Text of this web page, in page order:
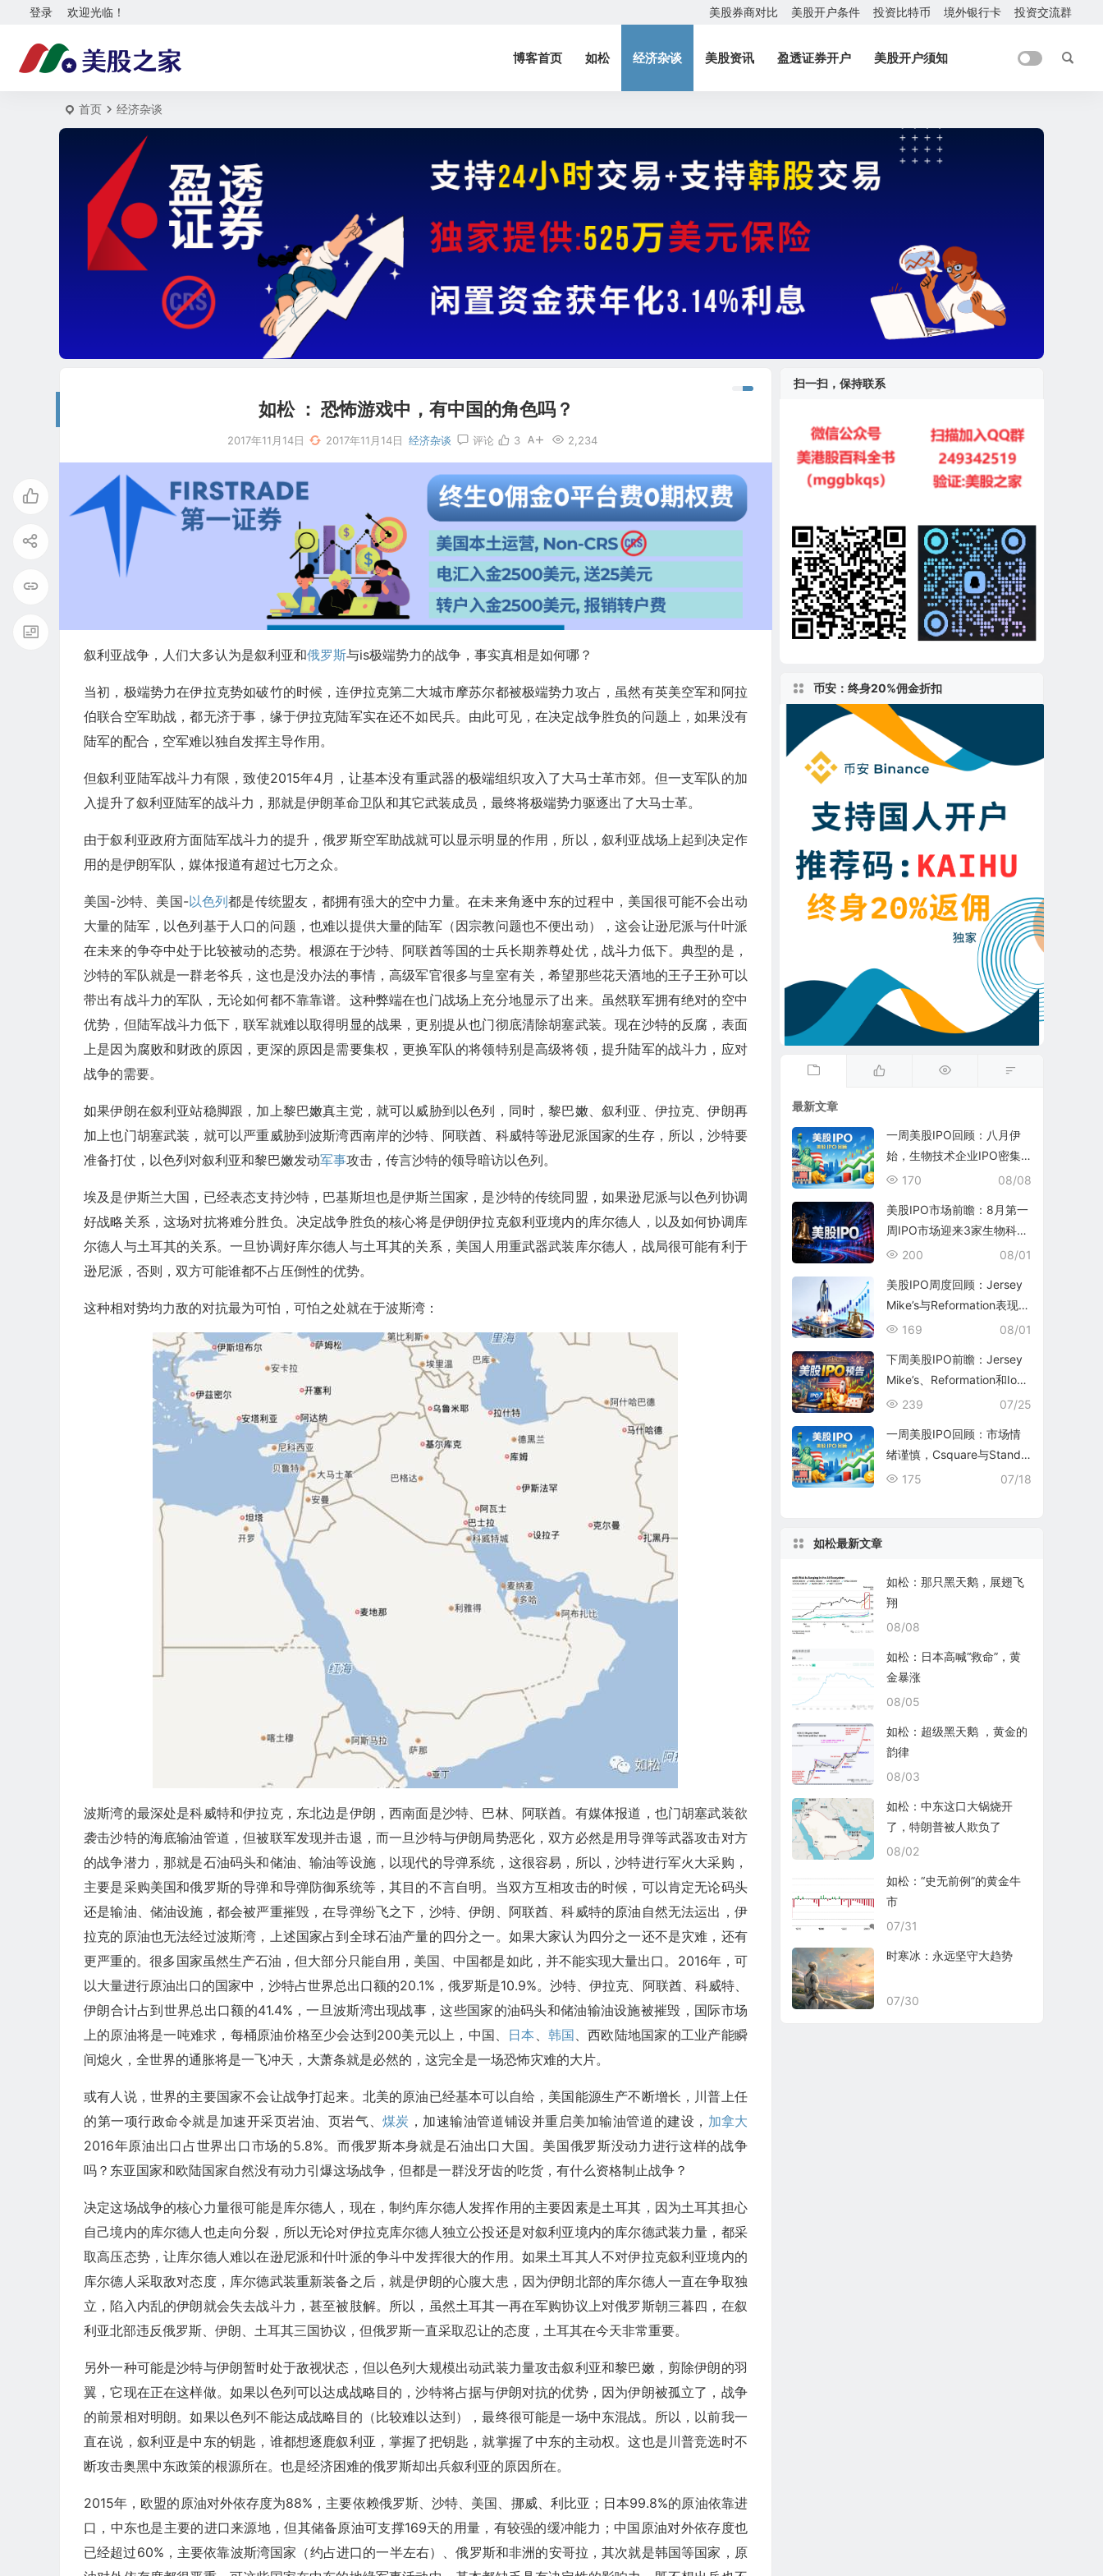
欢迎光临！
登录 美股券商对比 美股开户条件 投资比特币 境外银行卡 投资交流群
博客首页 如松 经济杂谈 美股资讯 盈透证券开户 美股开户须知
首页 经济杂谈
如松 ： 恐怖游戏中，有中国的角色吗？
2017年11月14日 2017年11月14日 经济杂谈 评论 2,234
3
叙利亚战争，人们大多认为是叙利亚和俄罗斯与is极端势力的战争，事实真相是如何哪？
当初，极端势力在伊拉克势如破竹的时候，连伊拉克第二大城市摩苏尔都被极端势力攻占，虽然有英美空军和阿拉
伯联合空军助战，都无济于事，缘于伊拉克陆军实在还不如民兵。由此可见，在决定战争胜负的问题上，如果没有
陆军的配合，空军难以独自发挥主导作用。
但叙利亚陆军战斗力有限，致使2015年4月，让基本没有重武器的极端组织攻入了大马士革市郊。但一支军队的加
入提升了叙利亚陆军的战斗力，那就是伊朗革命卫队和其它武装成员，最终将极端势力驱逐出了大马士革。
由于叙利亚政府方面陆军战斗力的提升，俄罗斯空军助战就可以显示明显的作用，所以，叙利亚战场上起到决定作
用的是伊朗军队，媒体报道有超过七万之众。
美国-沙特、美国-以色列都是传统盟友，都拥有强大的空中力量。在未来角逐中东的过程中，美国很可能不会出动
大量的陆军，以色列基于人口的问题，也难以提供大量的陆军（因宗教问题也不便出动），这会让逊尼派与什叶派
在未来的争夺中处于比较被动的态势。根源在于沙特、阿联酋等国的士兵长期养尊处优，战斗力低下。典型的是，
沙特的军队就是一群老爷兵，这也是没办法的事情，高级军官很多与皇室有关，希望那些花天酒地的王子王孙可以
带出有战斗力的军队，无论如何都不靠靠谱。这种弊端在也门战场上充分地显示了出来。虽然联军拥有绝对的空中
优势，但陆军战斗力低下，联军就难以取得明显的战果，更别提从也门彻底清除胡塞武装。现在沙特的反腐，表面
上是因为腐败和财政的原因，更深的原因是需要集权，更换军队的将领特别是高级将领，提升陆军的战斗力，应对
战争的需要。
如果伊朗在叙利亚站稳脚跟，加上黎巴嫩真主党，就可以威胁到以色列，同时，黎巴嫩、叙利亚、伊拉克、伊朗再
加上也门胡塞武装，就可以严重威胁到波斯湾西南岸的沙特、阿联酋、科威特等逊尼派国家的生存，所以，沙特要
准备打仗，以色列对叙利亚和黎巴嫩发动军事攻击，传言沙特的领导暗访以色列。
埃及是伊斯兰大国，已经表态支持沙特，巴基斯坦也是伊斯兰国家，是沙特的传统同盟，如果逊尼派与以色列协调
好战略关系，这场对抗将难分胜负。决定战争胜负的核心将是伊朗伊拉克叙利亚境内的库尔德人，以及如何协调库
尔德人与土耳其的关系。一旦协调好库尔德人与土耳其的关系，美国人用重武器武装库尔德人，战局很可能有利于
逊尼派，否则，双方可能谁都不占压倒性的优势。
这种相对势均力敌的对抗最为可怕，可怕之处就在于波斯湾：
波斯湾的最深处是科威特和伊拉克，东北边是伊朗，西南面是沙特、巴林、阿联酋。有媒体报道，也门胡塞武装欲
袭击沙特的海底输油管道，但被联军发现并击退，而一旦沙特与伊朗局势恶化，双方必然是用导弹等武器攻击对方
的战争潜力，那就是石油码头和储油、输油等设施，以现代的导弹系统，这很容易，所以，沙特进行军火大采购，
主要是采购美国和俄罗斯的导弹和导弹防御系统等，其目的不言自明。当双方互相攻击的时候，可以肯定无论码头
还是输油、储油设施，都会被严重摧毁，在导弹纷飞之下，沙特、伊朗、阿联酋、科威特的原油自然无法运出，伊
拉克的原油也无法经过波斯湾，上述国家占到全球石油产量的四分之一。如果大家认为四分之一还不是灾难，还有
更严重的。很多国家虽然生产石油，但大部分只能自用，美国、中国都是如此，并不能实现大量出口。2016年，可
以大量进行原油出口的国家中，沙特占世界总出口额的20.1%，俄罗斯是10.9%。沙特、伊拉克、阿联酋、科威特、
伊朗合计占到世界总出口额的41.4%，一旦波斯湾出现战事，这些国家的油码头和储油输油设施被摧毁，国际市场
上的原油将是一吨难求，每桶原油价格至少会达到200美元以上，中国、 日本 韩国 、西欧陆地国家的工业产能瞬
间熄火，全世界的通胀将是一飞冲天，大萧条就是必然的，这完全是一场恐怖灾难的大片。
或有人说，世界的主要国家不会让战争打起来。北美的原油已经基本可以自给，美国能源生产不断增长，川普上任
的第一项行政命令就是加速开采页岩油、页岩气、煤炭 ，加速输油管道铺设并重启美加输油管道的建设， 加拿大
2016年原油出口占世界出口市场的5.8%。而俄罗斯本身就是石油出口大国。美国俄罗斯没动力进行这样的战争
吗？东亚国家和欧陆国家自然没有动力引爆这场战争，但都是一群没牙齿的吃货，有什么资格制止战争？
决定这场战争的核心力量很可能是库尔德人，现在，制约库尔德人发挥作用的主要因素是土耳其，因为土耳其担心
自己境内的库尔德人也走向分裂，所以无论对伊拉克库尔德人独立公投还是对叙利亚境内的库尔德武装力量，都采
取高压态势，让库尔德人难以在逊尼派和什叶派的争斗中发挥很大的作用。如果土耳其人不对伊拉克叙利亚境内的
库尔德人采取敌对态度，库尔德武装重新装备之后，就是伊朗的心腹大患，因为伊朗北部的库尔德人一直在争取独
立，陷入内乱的伊朗就会失去战斗力，甚至被肢解。所以，虽然土耳其一再在军购协议上对俄罗斯朝三暮四，在叙
利亚北部违反俄罗斯、伊朗、土耳其三国协议，但俄罗斯一直采取忍让的态度，土耳其在今天非常重要。
另外一种可能是沙特与伊朗暂时处于敌视状态，但以色列大规模出动武装力量攻击叙利亚和黎巴嫩，剪除伊朗的羽
翼，它现在正在这样做。如果以色列可以达成战略目的，沙特将占据与伊朗对抗的优势，因为伊朗被孤立了，战争
的前景相对明朗。如果以色列不能达成战略目的（比较难以达到），最终很可能是一场中东混战。所以，以前我一
直在说，叙利亚是中东的钥匙，谁都想逐鹿叙利亚，掌握了把钥匙，就掌握了中东的主动权。这也是川普竞选时不
断攻击奥黑中东政策的根源所在。也是经济困难的俄罗斯却出兵叙利亚的原因所在。
2015年，欧盟的原油对外依存度为88%，主要依赖俄罗斯、沙特、美国、挪威、利比亚；日本99.8%的原油依靠进
口，中东也是主要的进口来源地，但其储备原油可支撑169天的用量，有较强的缓冲能力；中国原油对外依存度也
已经超过60%，主要依靠波斯湾国家（约占进口的一半左右）、俄罗斯和非洲的安哥拉，其次就是韩国等国家，原
扫一扫，保持联系
币安：终身20%佣金折扣
最新文章
一周美股IPO回顾：八月伊
始，生物技术企业IPO密集
涌现
08/08
170
美股IPO市场前瞻：8月第一
周IPO市场迎来3家生物科技
公司和1家银行
08/01
200
美股IPO周度回顾：Jersey
Mike’s与Reformation表现平
平
08/01
169
下周美股IPO前瞻：Jersey
Mike’s、Reformation和Ioni
c Digital将为7月收官
07/25
239
一周美股IPO回顾：市场情
绪谨慎，Csquare与Standa
rd Nuclear表现均不尽如人
07/18
175
如松最新文章
如松：那只黑天鹅，展翅飞
翔
08/08
如松：日本高喊“救命”，黄
金暴涨
08/05
如松：超级黑天鹅 ，黄金的
韵律
08/03
如松：中东这口大锅烧开
了，特朗普被人欺负了
08/02
如松：“史无前例”的黄金牛
市
07/31
时寒冰：永远坚守大趋势
07/30